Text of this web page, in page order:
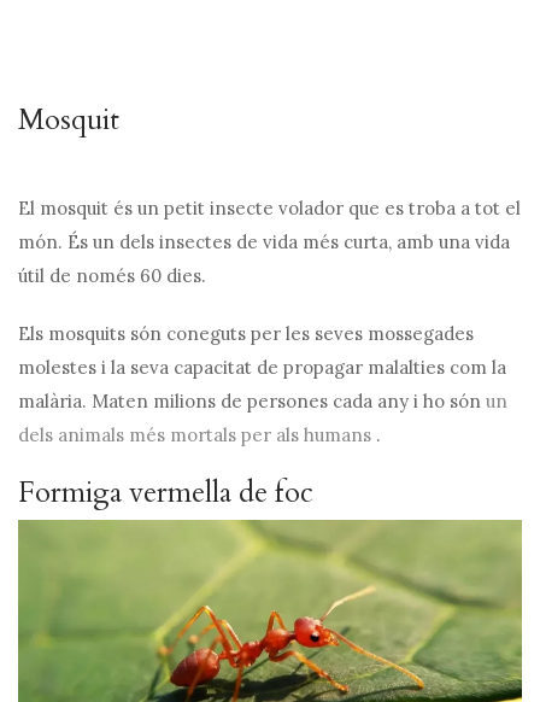
Mosquit
El mosquit és un petit insecte volador que es troba a tot el
món. És un dels insectes de vida més curta, amb una vida
útil de només 60 dies.
Els mosquits són coneguts per les seves mossegades
molestes i la seva capacitat de propagar malalties com la
malària. Maten milions de persones cada any i ho són un
dels animals més mortals per als humans .
Formiga vermella de foc